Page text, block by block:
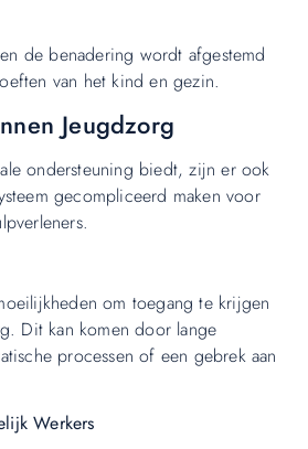
de benadering wordt afgestemd
van het kind en gezin.
Jeugdzorg
ondersteuning biedt, zijn er ook
gecompliceerd maken voor
om toegang te krijgen
Dit kan komen door lange
processen of een gebrek aan
Werkers